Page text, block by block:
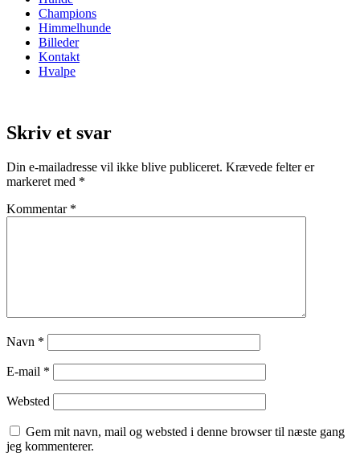
Champions
Himmelhunde
Billeder
Kontakt
Hvalpe
Skriv et svar
Din e-mailadresse vil ikke blive publiceret. Krævede felter er
markeret med *
Kommentar *
Navn *
E-mail *
Websted
Gem mit navn, mail og websted i denne browser til næste gang
jeg kommenterer.